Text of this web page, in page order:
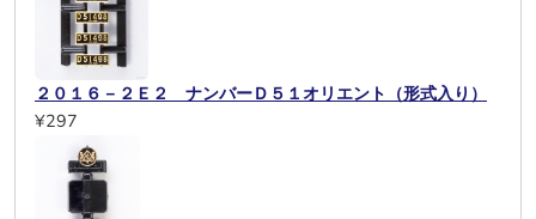
２０１６－２Ｅ２ ナンバーＤ５１オリエント（形式入り）
¥297